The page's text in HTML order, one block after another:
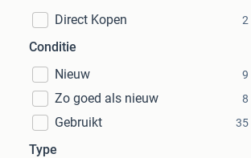
Direct Kopen
2
Conditie
Nieuw
9
Zo goed als nieuw 8
Gebruikt 35
Type